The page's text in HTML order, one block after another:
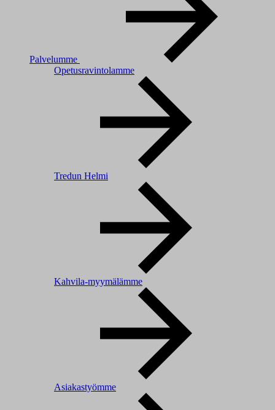
Palvelumme
Opetusravintolamme
Tredun Helmi
Kahvila-myymälämme
Asiakastyömme